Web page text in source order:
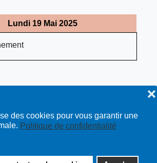
des cookies pour vous garantir une
Politique de confidentialité
❌
Lundi 19 Mai 2025
- tous droits réservés | site :